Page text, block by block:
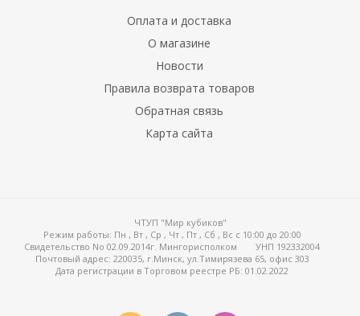
Оплата и доставка
О магазине
Новости
Правила возврата товаров
Обратная связь
Карта сайта
ЧТУП "Мир кубиков"
Режим работы: Пн , Вт , Ср , Чт , Пт , Сб , Вс c 10:00 до 20:00
Свидетельство No 02.09.2014г. Мингорисполком
УНП 192332004
Почтовый адрес: 220035, г.Минск, ул.Тимирязева 65, офис 303
Дата регистрации в Торговом реестре РБ: 01.02.2022